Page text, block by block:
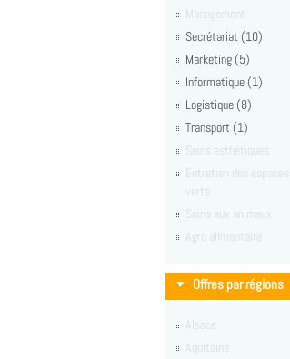
Management
Secrétariat (10)
Marketing (5)
Informatique (1)
Logistique (8)
Transport (1)
Soins esthétiques
Entretien des espaces
verts
Soins aux animaux
Agro alimentaire
Offres par régions
Alsace
Aquitaine